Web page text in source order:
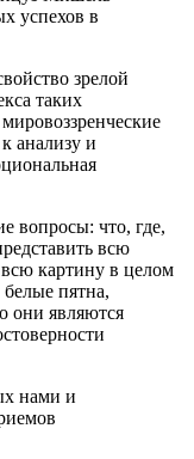
успехов в
зрелой
таких
анализу и
вопросы: что, где,
всю
картину в целом
пятна,
они являются
нами и